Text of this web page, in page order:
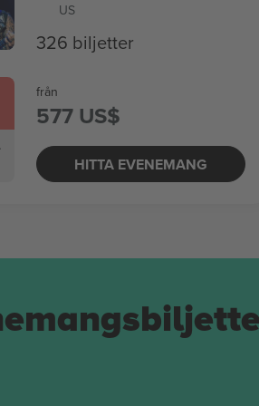
US
326 biljetter
från
577 US$
HITTA EVENEMANG